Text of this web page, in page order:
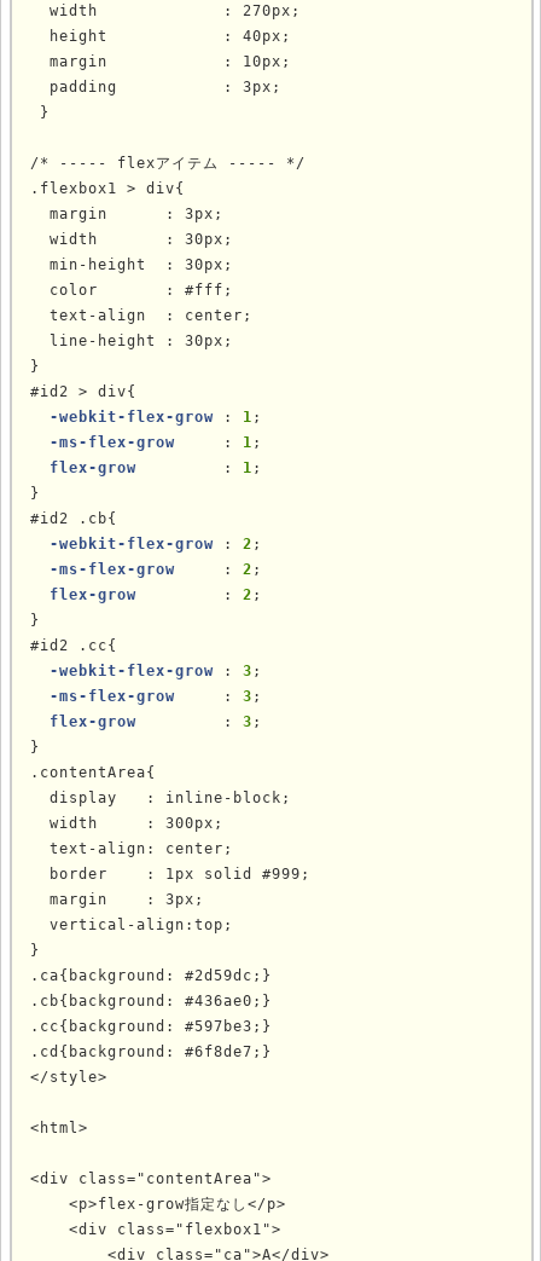
  width             : 270px;
  height            : 40px;
  margin            : 10px;
  padding           : 3px;
}
/* ----- flexアイテム ----- */
.flexbox1 > div{
  margin      : 3px;
  width       : 30px;
  min-height  : 30px;
  color       : #fff;
  text-align  : center;
  line-height : 30px;
}
#id2 > div{
-webkit-flex-grow
: 1 ;
-ms-flex-grow
: 1 ;
flex-grow
: 1 ;
}
#id2 .cb{
-webkit-flex-grow
: 2 ;
-ms-flex-grow
: 2 ;
flex-grow
: 2 ;
}
#id2 .cc{
-webkit-flex-grow
: 3 ;
-ms-flex-grow
: 3 ;
flex-grow
: 3 ;
}
.contentArea{
  display   : inline-block;
  width     : 300px;
  text-align: center;
  border    : 1px solid #999;
  margin    : 3px;
  vertical-align:top;
}
.ca{background: #2d59dc;}
.cb{background: #436ae0;}
.cc{background: #597be3;}
.cd{background: #6f8de7;}
</style>
<html>
<div class="contentArea">
    <p>flex-grow指定なし</p>
    <div class="flexbox1">
        <div class="ca">A</div>